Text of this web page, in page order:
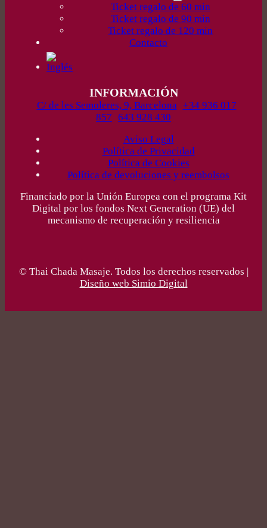
Ticket regalo de 60 min
Ticket regalo de 90 min
Ticket regalo de 120 min
Contacto
INFORMACIÓN
C/ de les Semoleres, 9, Barcelona +34 936 017
857 643 928 430
Aviso Legal
Política de Privacidad
Política de Cookies
Política de devoluciones y reembolsos
Financiado por la Unión Europea con el programa Kit
Digital por los fondos Next Generation (UE) del
mecanismo de recuperación y resiliencia
© Thai Chada Masaje. Todos los derechos reservados |
Diseño web Simio Digital